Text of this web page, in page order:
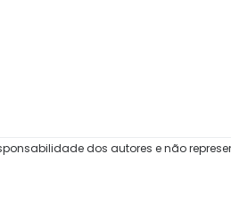
dos autores e não